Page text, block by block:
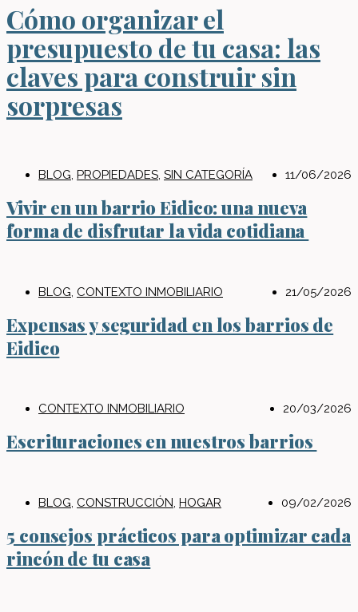
Cómo organizar el
presupuesto de tu casa: las
claves para construir sin
sorpresas
BLOG, PROPIEDADES, SIN CATEGORÍA 11/06/2026
Vivir en un barrio Eidico: una nueva
forma de disfrutar la vida cotidiana
BLOG CONTEXTO INMOBILIARIO 21/05/2026
Expensas y seguridad en los barrios de
Eidico
CONTEXTO INMOBILIARIO 20/03/2026
Escrituraciones en nuestros barrios
BLOG CONSTRUCCIÓN HOGAR 09/02/2026
5 consejos prácticos para optimizar cada
rincón de tu casa